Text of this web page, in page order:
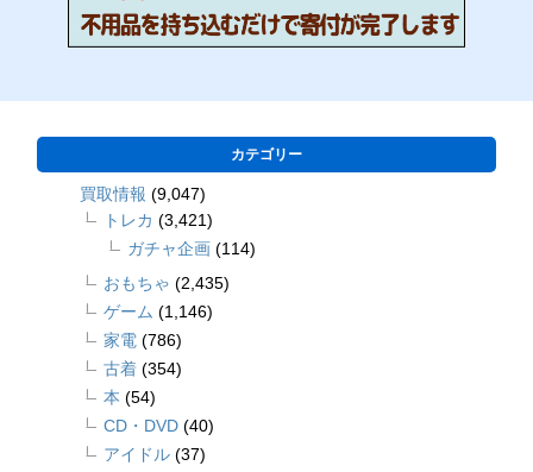
カテゴリー
買取情報 (9,047)
トレカ (3,421)
ガチャ企画 (114)
おもちゃ (2,435)
ゲーム (1,146)
家電 (786)
古着 (354)
本 (54)
CD・DVD (40)
アイドル (37)